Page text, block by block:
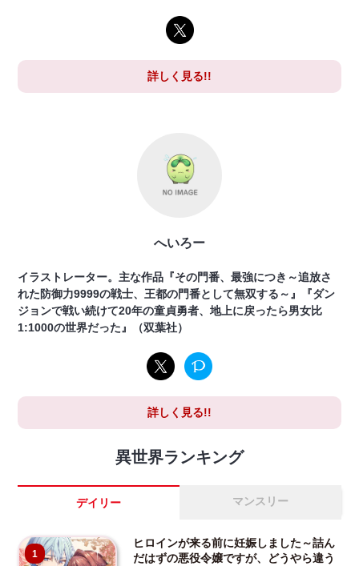
詳しく見る!!
へいろー
イラストレーター。主な作品『その門番、最強につき～追放さ
れた防御力9999の戦士、王都の門番として無双する～』『ダン
ジョンで戦い続けて20年の童貞勇者、地上に戻ったら男女比
1:1000の世界だった』（双葉社）
詳しく見る!!
異世界ランキング
デイリー マンスリー
1
ヒロインが来る前に妊娠しました～詰ん
だはずの悪役令嬢ですが、どうやら違う